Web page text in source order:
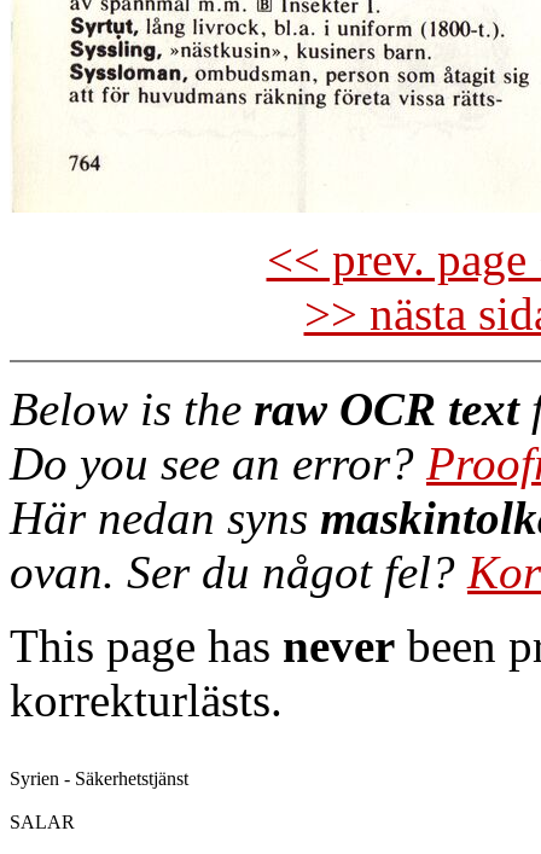
<< prev.
>> nästa
Below is the raw OCR text
Do you see an error?
Här nedan syns
ovan. Ser du något fel?
This page has never been
korrekturlästs.
Syrien - Säkerhetstjänst
SALAR